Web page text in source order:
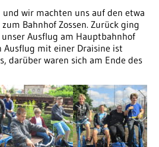
wir machten uns auf den etwa
Bahnhof Zossen. Zurück ging
Ausflug am Hauptbahnhof
Ausflug mit einer Draisine ist
darüber waren sich am Ende des